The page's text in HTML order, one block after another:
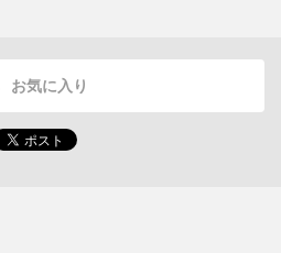
お気に入り